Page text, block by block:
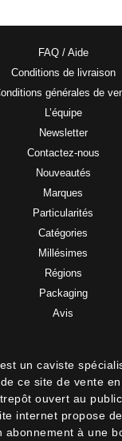
FAQ / Aide
Conditions de livraison
générales de
L’équipe
Newsletter
Contactez-nous
Nouveautés
Marques
Particularités
Catégories
Millésimes
Régions
Packaging
Avis
un caviste
ce site de vente en
ouvert au
internet propose
abonnement à une